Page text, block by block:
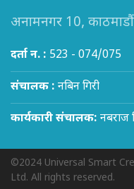
अनामनगर 10, काठमाडौं
दर्ता न. : 523 - 074/075
संचालक : नबिन गिरी
कार्यकारी संचालक: नबराज
©2024 Universal Smart
Ltd. All rights reserved.